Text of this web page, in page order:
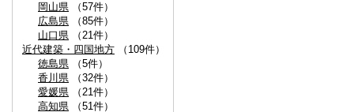
岡山県 （57件）
広島県 （85件）
山口県 （21件）
近代建築・四国地方 （109件）
徳島県 （5件）
香川県 （32件）
愛媛県 （21件）
高知県 （51件）